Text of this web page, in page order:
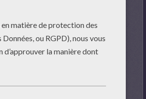
vidéo ne rendaient pas
de vos résultats mais